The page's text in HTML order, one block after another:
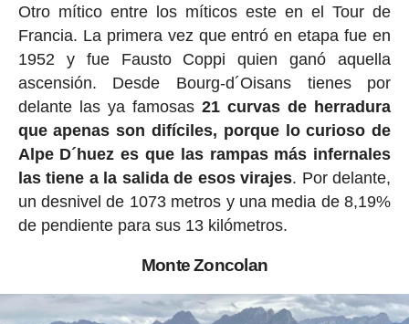
Otro mítico entre los míticos este en el Tour de
Francia. La primera vez que entró en etapa fue en
1952 y fue Fausto Coppi quien ganó aquella
ascensión. Desde Bourg-d´Oisans tienes por
delante las ya famosas21 curvas de herradura
que apenas son difíciles, porque lo curioso de
Alpe D´huez es que las rampas más infernales
las tiene a la salida de esos virajes. Por delante,
un desnivel de 1073 metros y una media de 8,19%
de pendiente para sus 13 kilómetros.
Monte Zoncolan